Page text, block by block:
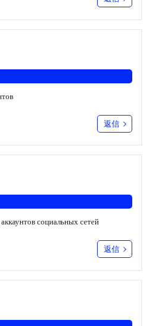
返信
социальных сетей
返信